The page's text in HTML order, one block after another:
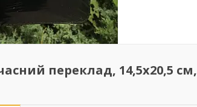
переклад, 14,5х20,5 см,